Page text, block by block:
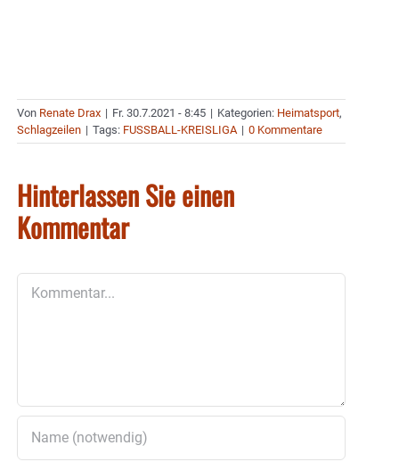
Von Renate Drax | Fr. 30.7.2021 - 8:45 | Kategorien: Heimatsport,
Schlagzeilen | Tags: FUSSBALL-KREISLIGA | 0 Kommentare
Hinterlassen Sie einen
Kommentar